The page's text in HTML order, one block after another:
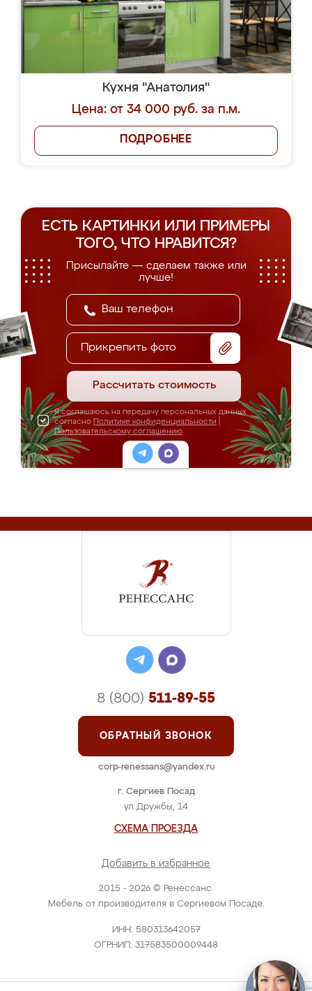
Кухня "Анатолия"
Цена: от 34 000 руб. за п.м.
ПОДРОБНЕЕ
ЕСТЬ КАРТИНКИ ИЛИ ПРИМЕРЫ
ТОГО, ЧТО НРАВИТСЯ?
Присылайте — сделаем также или
лучше!
Прикрепить фото
Рассчитать стоимость
Я соглашаюсь на передачу персональных данных
согласно Политике конфиденциальности
Пользовательскому соглашению
2015 - 2026 © Ренессанс.
Мебель от производителя в Сергиевом Посаде.
ИНН: 580313642057
ОГРНИП: 317583500009448
г. Сергиев Посад
ул Дружбы, 14
СХЕМА ПРОЕЗДА
Добавить в избранное
8 (800) 511-89-55
ОБРАТНЫЙ ЗВОНОК
corp-renessans@yandex.ru